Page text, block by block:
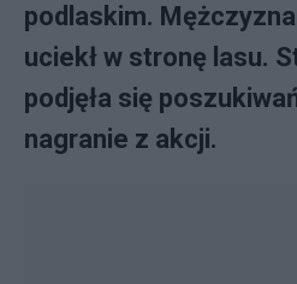
podlaskim.
uciekł w stronę lasu.
podjęła się
nagranie z akcji.